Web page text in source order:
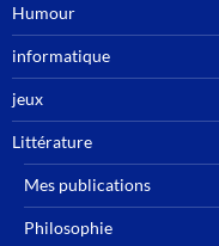
Humour
informatique
jeux
Littérature
Mes publications
Philosophie